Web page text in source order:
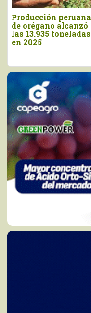
Producción peruana
de orégano alcanzó
las 13.935 toneladas
en 2025